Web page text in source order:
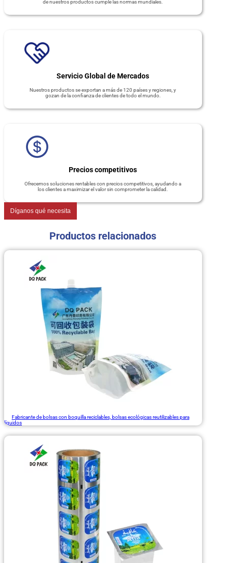
de nuestros productos cumple las normas mundiales.
Servicio Global de Mercados
Nuestros productos se exportan a más de 120 países y regiones, y
gozan de la confianza de clientes de todo el mundo.
Precios competitivos
Ofrecemos soluciones rentables con precios competitivos, ayudando a
los clientes a maximizar el valor sin comprometer la calidad.
Díganos qué necesita
Productos relacionados
Fabricante de bolsas con boquilla reciclables, bolsas ecológicas reutilizables para
líquidos